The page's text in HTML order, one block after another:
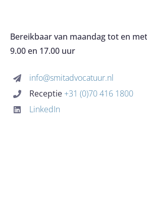
KOSTEN
Bereikbaar van maandag tot en
9.00 en 17.00 uur
info@smitadvocatuur.nl
Receptie +31 (0)70 416 1800
LinkedIn